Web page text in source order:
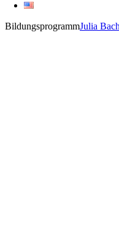
BildungsprogrammJulia Bach